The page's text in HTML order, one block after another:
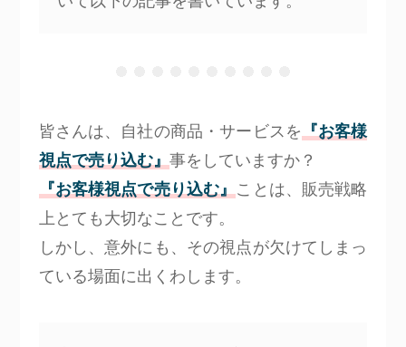
皆さんは、自社の商品・サービスを『お客様
視点で売り込む』事をしていますか？
『お客様視点で売り込む』ことは、販売戦略
上とても大切なことです。
しかし、意外にも、その視点が欠けてしまっ
ている場面に出くわします。